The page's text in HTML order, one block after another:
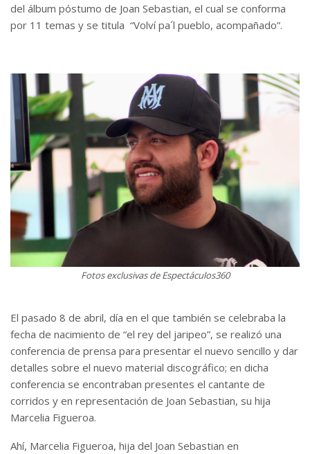
del álbum póstumo de Joan Sebastian, el cual se conforma
por 11 temas y se titula “Volví pa´l pueblo, acompañado”.
Fotos exclusivas de Espectáculos360
El pasado 8 de abril, día en el que también se celebraba la
fecha de nacimiento de “el rey del jaripeo”, se realizó una
conferencia de prensa para presentar el nuevo sencillo y dar
detalles sobre el nuevo material discográfico; en dicha
conferencia se encontraban presentes el cantante de
corridos y en representación de Joan Sebastian, su hija
Marcelia Figueroa.
Ahí, Marcelia Figueroa, hija del Joan Sebastian en